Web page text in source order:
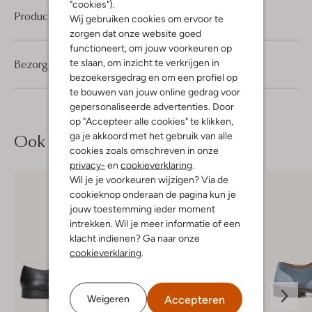
"cookies").
Wij gebruiken cookies om ervoor te
zorgen dat onze website goed
functioneert, om jouw voorkeuren op
te slaan, om inzicht te verkrijgen in
bezoekersgedrag en om een profiel op
te bouwen van jouw online gedrag voor
gepersonaliseerde advertenties. Door
op "Accepteer alle cookies" te klikken,
ga je akkoord met het gebruik van alle
cookies zoals omschreven in onze
privacy- en cookieverklaring
Wil je je voorkeuren wijzigen? Via de
cookieknop onderaan de pagina kun je
jouw toestemming ieder moment
intrekken. Wil je meer informatie of een
klacht indienen? Ga naar onze
cookieverklaring
Weigeren Accepteren
Product informatie
Bezorgen & retourneren
Ook iets voor jou?